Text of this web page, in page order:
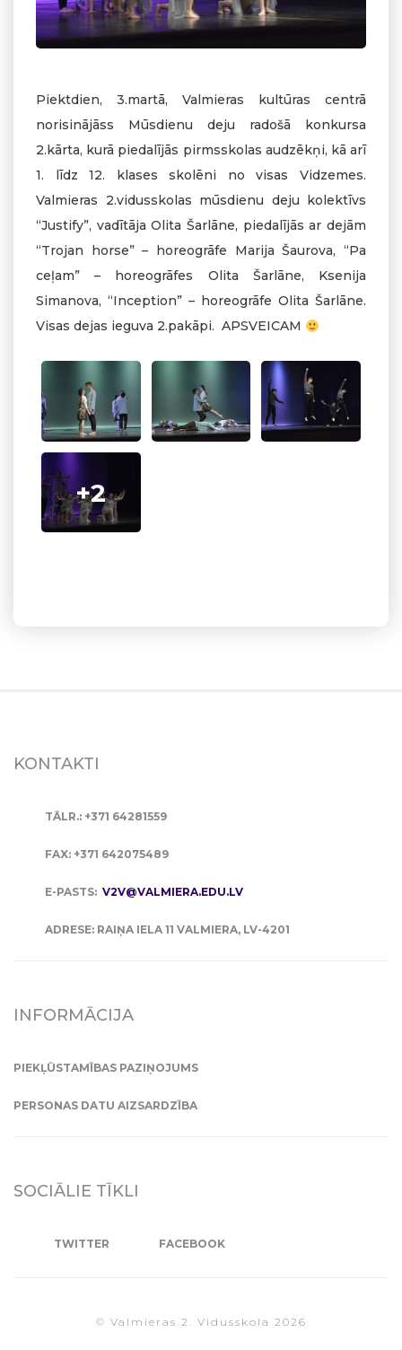
Piektdien, 3.martā, Valmieras kultūras centrā
norisinājāss Mūsdienu deju radošā konkursa
2.kārta, kurā piedalījās pirmsskolas audzēkņi, kā arī
1. līdz 12. klases skolēni no visas Vidzemes.
Valmieras 2.vidusskolas mūsdienu deju kolektīvs
“Justify”, vadītāja Olita Šarlāne, piedalījās ar dejām
“Trojan horse” – horeogrāfe Marija Šaurova, “Pa
ceļam” – horeogrāfes Olita Šarlāne, Ksenija
Simanova, “Inception” – horeogrāfe Olita Šarlāne.
Visas dejas ieguva 2.pakāpi. APSVEICAM
+2
KONTAKTI
TĀLR.: +371 64281559
FAX: +371 642075489
E-PASTS: V2V@VALMIERA.EDU.LV
ADRESE: RAIŅA IELA 11 VALMIERA, LV-4201
INFORMĀCIJA
PIEKĻŪSTAMĪBAS PAZIŅOJUMS
PERSONAS DATU AIZSARDZĪBA
SOCIĀLIE TĪKLI
TWITTER FACEBOOK
© Valmieras 2. Vidusskola 2026